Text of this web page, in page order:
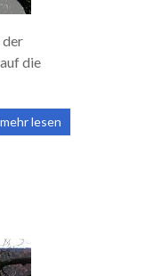
der
die
mehr lesen